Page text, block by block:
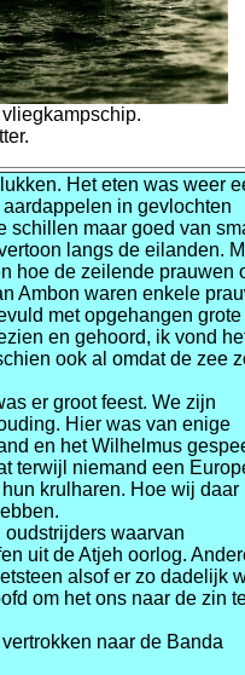
Het eten was weer
in gevlochten
schillen maar goed van
langs de eilanden.
hoe de zeilende prauwen
Ambon waren enkele
met opgehangen grote
en gehoord, ik vond
ook al omdat de zee
er groot feest. We zijn
Hier was van enige
en het Wilhelmus
terwijl niemand een
krulharen. Hoe wij daar
waarvan
uit de Atjeh oorlog.
alsof er zo dadelijk
om het ons naar de zin
naar de Banda